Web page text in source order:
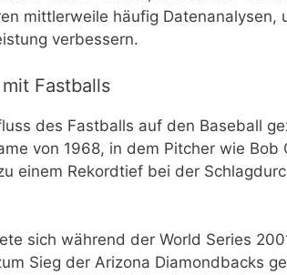
mittlerweile häufig Datenanalysen,
verbessern.
Fastballs
des Fastballs auf den Baseball
von 1968, in dem Pitcher wie Bob
einem Rekordtief bei der
sich während der World Series
Sieg der Arizona Diamondbacks